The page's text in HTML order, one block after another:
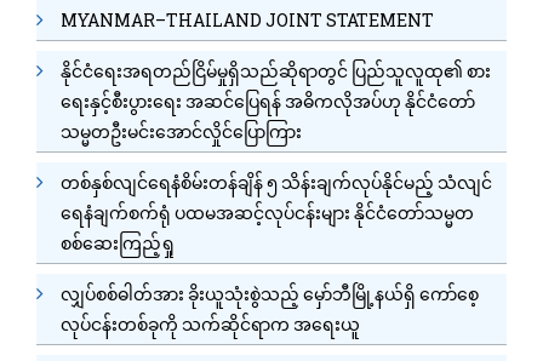
MYANMAR–THAILAND JOINT STATEMENT
နိုင်ငံရေးအရတည်ငြိမ်မှုရှိသည်ဆိုရာတွင် ပြည်သူလူထု၏ စား
ရေးနှင့်စီးပွားရေး အဆင်ပြေရန် အဓိကလိုအပ်ဟု နိုင်ငံတော်
သမ္မတဦးမင်းအောင်လှိုင်ပြောကြား
တစ်နှစ်လျင်ရေနံစိမ်းတန်ချိန် ၅ သိန်းချက်လုပ်နိုင်မည့် သံလျင်
ရေနံချက်စက်ရုံ ပထမအဆင့်လုပ်ငန်းများ နိုင်ငံတော်သမ္မတ
စစ်ဆေးကြည့်ရှု
လျှပ်စစ်ဓါတ်အား ခိုးယူသုံးစွဲသည့် မှော်ဘီမြို့နယ်ရှိ ကော်စေ့
လုပ်ငန်းတစ်ခုကို သက်ဆိုင်ရာက အရေးယူ